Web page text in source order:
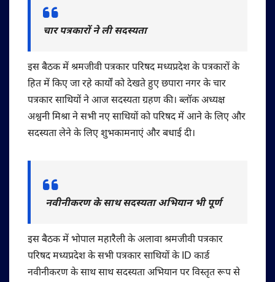
चार पत्रकारों ने ली सदस्यता
इस बैठक में श्रमजीवी पत्रकार परिषद मध्यप्रदेश के पत्रकारों के
हित में किए जा रहे कार्यों को देखते हुए छपारा नगर के चार
पत्रकार साथियों ने आज सदस्यता ग्रहण की। ब्लॉक अध्यक्ष
अश्वनी मिश्रा ने सभी नए साथियों को परिषद में आने के लिए और
सदस्यता लेने के लिए शुभकामनाएं और बधाई दी।
नवीनीकरण के साथ सदस्यता अभियान भी पूर्ण
इस बैठक में भोपाल महारैली के अलावा श्रमजीवी पत्रकार
परिषद मध्यप्रदेश के सभी पत्रकार साथियों के ID कार्ड
नवीनीकरण के साथ साथ सदस्यता अभियान पर विस्तृत रूप से